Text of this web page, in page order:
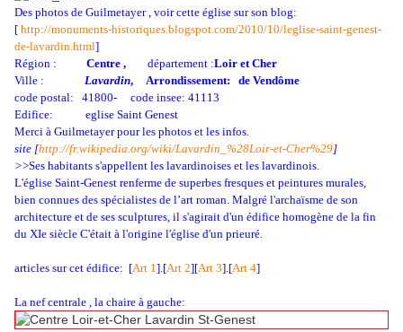
Des photos de Guilmetayer , voir cette église sur son blog:
[ http://monuments-historiques.blogspot.com/2010/10/leglise-saint-genest-
de-lavardin.html]
Région : Centre , département :Loir et Cher
Ville :
Lavardin, Arrondissement: de Vendôme
code postal: 41800- code insee: 41113
Edifice: eglise Saint Genest
Merci à Guilmetayer pour les photos et les infos.
site [http://fr.wikipedia.org/wiki/Lavardin_%28Loir-et-Cher%29]
>>Ses habitants s'appellent les lavardinoises et les lavardinois.
L'église Saint-Genest renferme de superbes fresques et peintures murales,
bien connues des spécialistes de l’art roman. Malgré l'archaïsme de son
architecture et de ses sculptures, il s'agirait d'un édifice homogène de la fin
du XIe siècle C'était à l'origine l'église d'un prieuré.
articles sur cet édifice: [Art 1].[Art 2][Art 3].[Art 4]
La nef centrale , la chaire à gauche: